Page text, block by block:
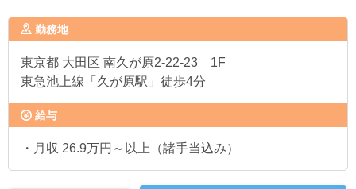
勤務地
東京都 大田区 南久が原2-22-23 1F
東急池上線「久が原駅」徒歩4分
給与
・月収 26.9万円～以上（諸手当込み）